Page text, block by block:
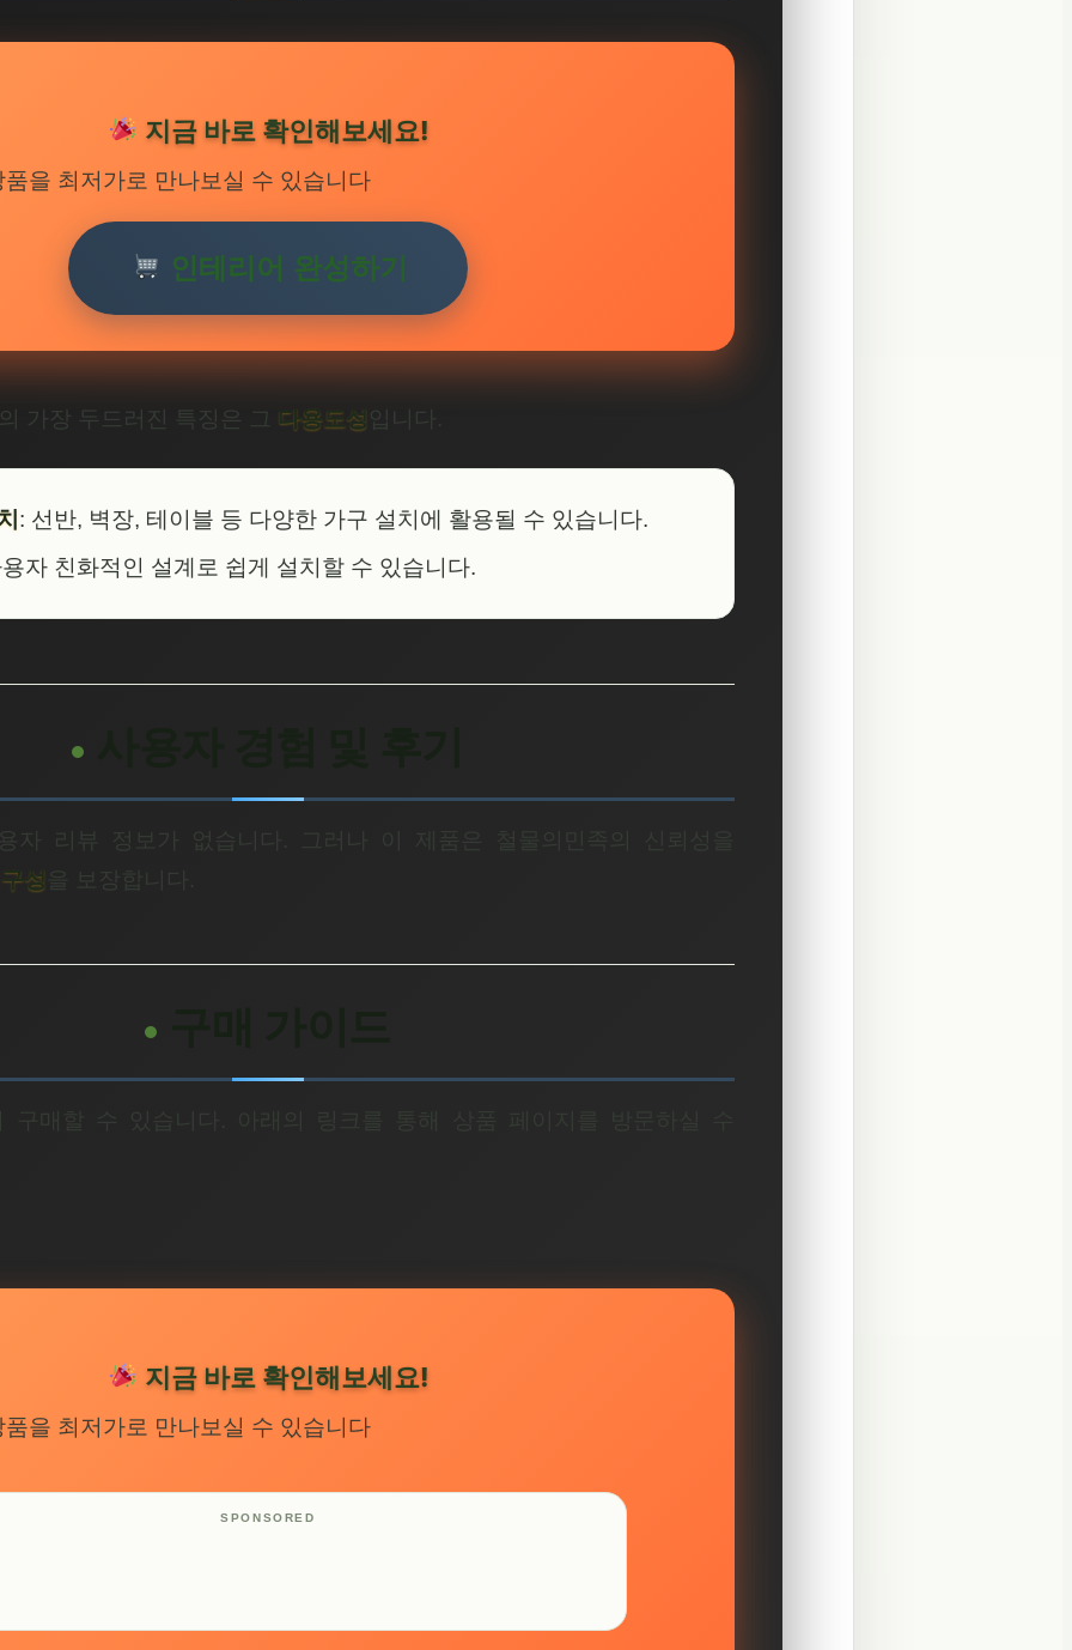
지금 바로 확인해보세요!
을 최저가로 만나보실 수 있습니다
인테리어 완성하기
가장 두드러진 특징은 그 다용도성입니다.
: 선반, 벽장, 테이블 등 다양한 가구 설치에 활용될 수 있습니다.
자 친화적인 설계로 쉽게 설치할 수 있습니다.
자 리뷰 정보가 없습니다. 그러나 이 제품은 철물의민족의 신뢰성을
성 을 보장합니다.
지금 바로 확인해보세요!
을 최저가로 만나보실 수 있습니다